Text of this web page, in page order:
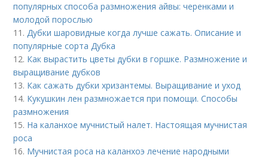
популярных способа размножения айвы: черенками и
молодой порослью
11.Дубки шаровидные когда лучше сажать. Описание и
популярные сорта Дубка
12. Как вырастить цветы дубки в горшке. Размножение и
выращивание дубков
13. Как сажать дубки хризантемы. Выращивание и уход
14. Кукушкин лен размножается при помощи. Способы
размножения
15. На каланхое мучнистый налет. Настоящая мучнистая
роса
16. Мучнистая роса на каланхоэ лечение народными